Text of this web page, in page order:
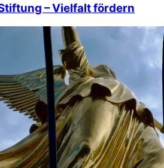
– Vielfalt fördern